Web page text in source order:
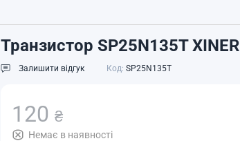
Транзистор SP25N135T XINER
Залишити відгук Код: SP25N135T
120 ₴
Немає в наявності